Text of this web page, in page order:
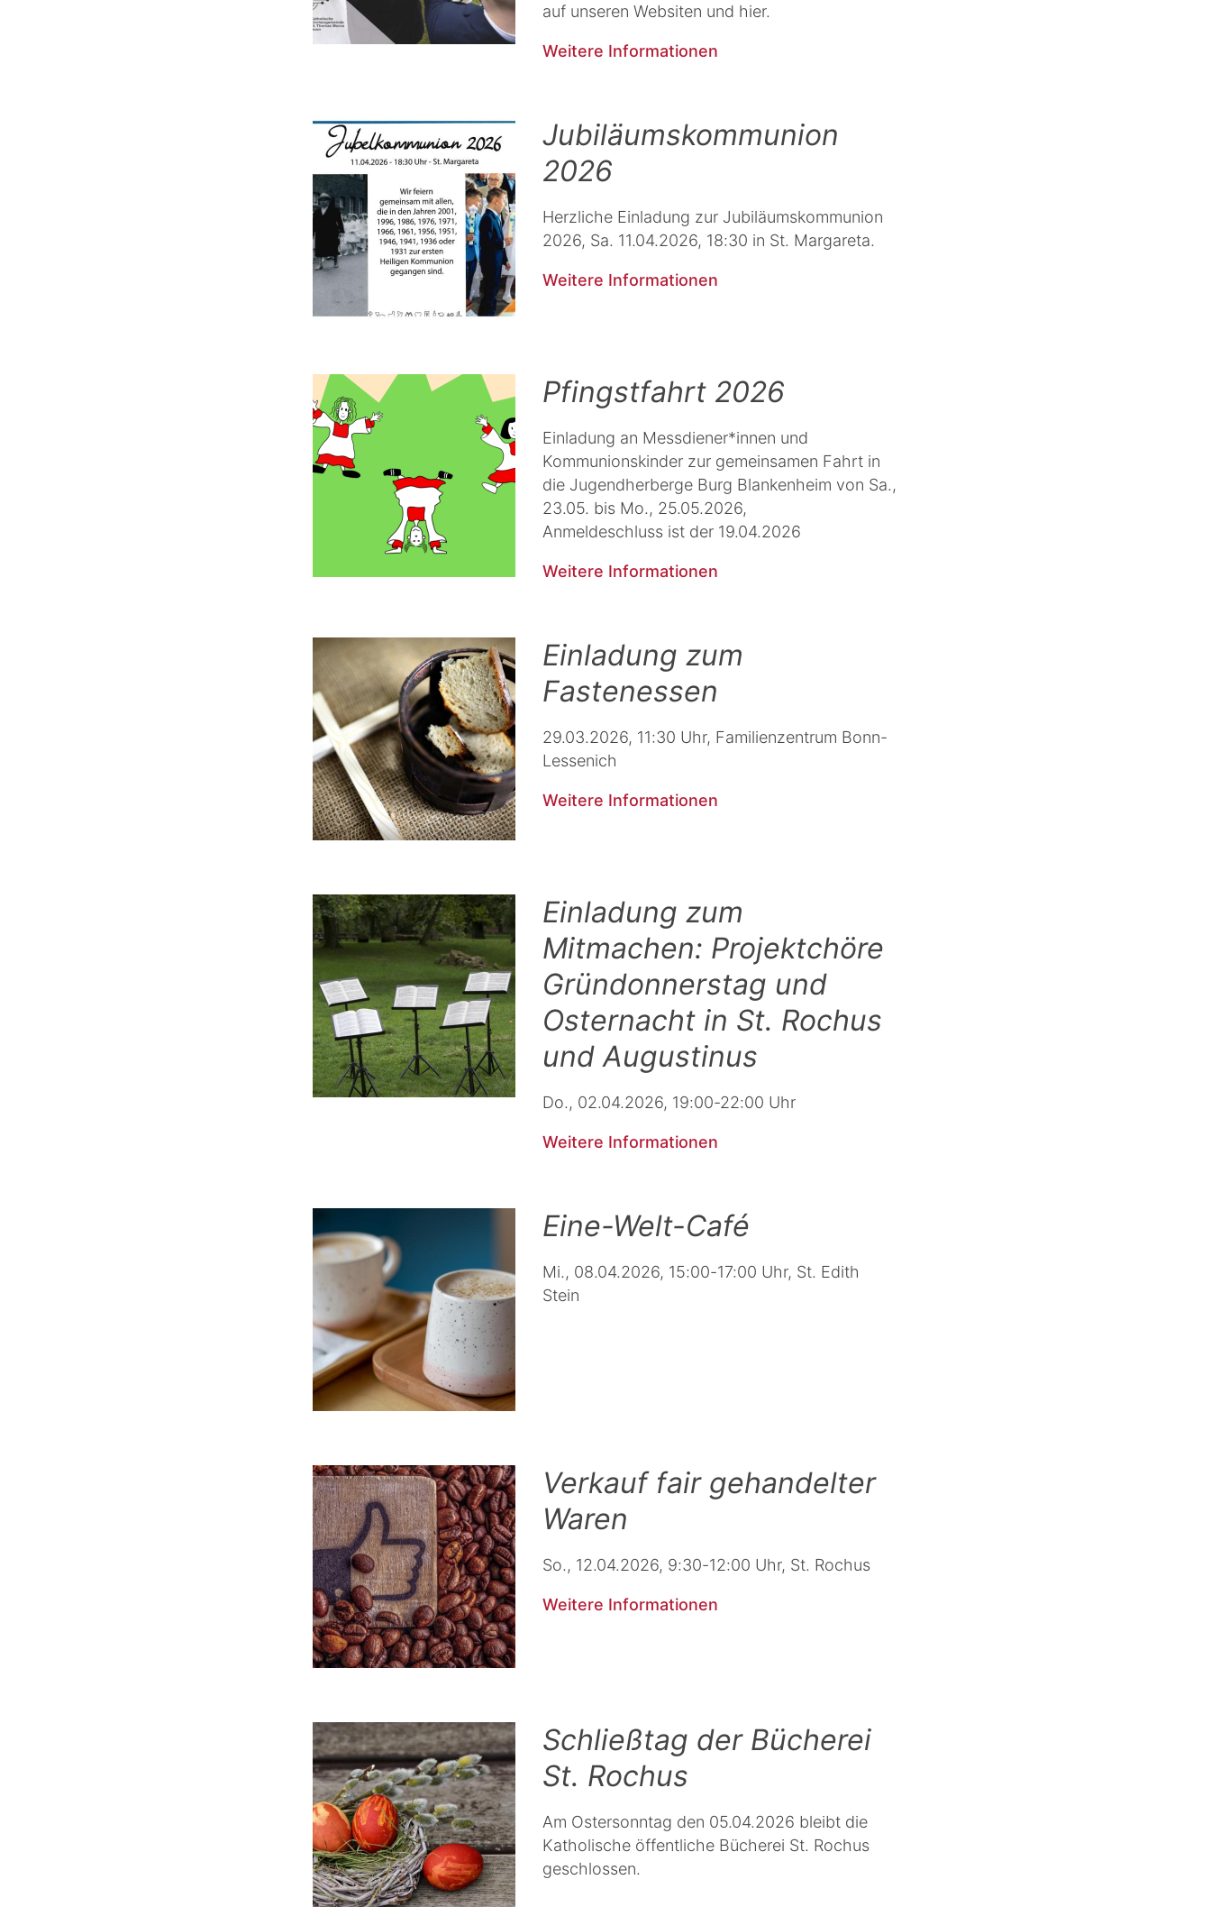
auf unseren Websiten und hier.
Weitere Informationen
Jubiläumskommunion
2026
Herzliche Einladung zur Jubiläumskommunion
2026, Sa. 11.04.2026, 18:30 in St. Margareta.
Weitere Informationen
Pfingstfahrt 2026
Einladung an Messdiener*innen und
Kommunionskinder zur gemeinsamen Fahrt in
die Jugendherberge Burg Blankenheim von Sa.,
23.05. bis Mo., 25.05.2026,
Anmeldeschluss ist der 19.04.2026
Weitere Informationen
Einladung zum
Fastenessen
29.03.2026, 11:30 Uhr, Familienzentrum Bonn-
Lessenich
Weitere Informationen
Einladung zum
Mitmachen: Projektchöre
Gründonnerstag und
Osternacht in St. Rochus
und Augustinus
Do., 02.04.2026, 19:00-22:00 Uhr
Weitere Informationen
Eine-Welt-Café
Mi., 08.04.2026, 15:00-17:00 Uhr, St. Edith
Stein
Verkauf fair gehandelter
Waren
So., 12.04.2026, 9:30-12:00 Uhr, St. Rochus
Weitere Informationen
Schließtag der Bücherei
St. Rochus
Am Ostersonntag den 05.04.2026 bleibt die
Katholische öffentliche Bücherei St. Rochus
geschlossen.